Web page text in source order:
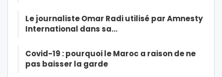
Le journaliste Omar Radi utilisé par Amnesty
International dans sa…
Covid-19 : pourquoi le Maroc a raison de ne
pas baisser la garde